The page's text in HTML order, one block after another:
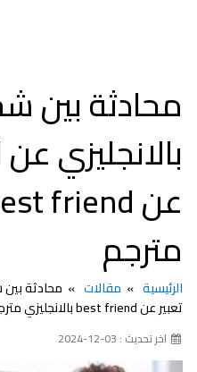
محادثة بين
بالانجليزي
مترجم
الرئيسية مقالات
محادثة
تعبير عن best friend بالانجليزي مترجم
اخر تحديث : 03-12-2024